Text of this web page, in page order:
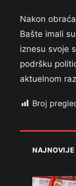
Nakon
Bašte imali
iznesu svoje
podršku
aktuelnom
Broj